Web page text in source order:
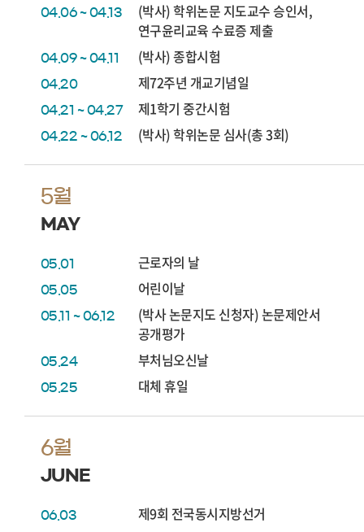
04.06 ~ 04.13
(박사) 학위논문 지도교수 승인서,
연구윤리교육 수료증 제출
04.09 ~ 04.11 (박사) 종합시험
04.20 제72주년 개교기념일
04.21 ~ 04.27 제1학기 중간시험
04.22 ~ 06.12 (박사) 학위논문 심사(총 3회)
5월
MAY
05.01 근로자의 날
05.05 어린이날
05.11 ~ 06.12
(박사 논문지도 신청자) 논문제안서
공개평가
05.24 부처님오신날
05.25 대체 휴일
6월
JUNE
06.03 제9회 전국동시지방선거